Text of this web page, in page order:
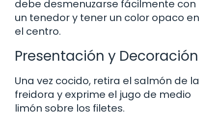
debe desmenuzarse fácilmente con
un tenedor y tener un color opaco en
el centro.
Presentación y Decoración
Una vez cocido, retira el salmón de la
freidora y exprime el jugo de medio
limón sobre los filetes.